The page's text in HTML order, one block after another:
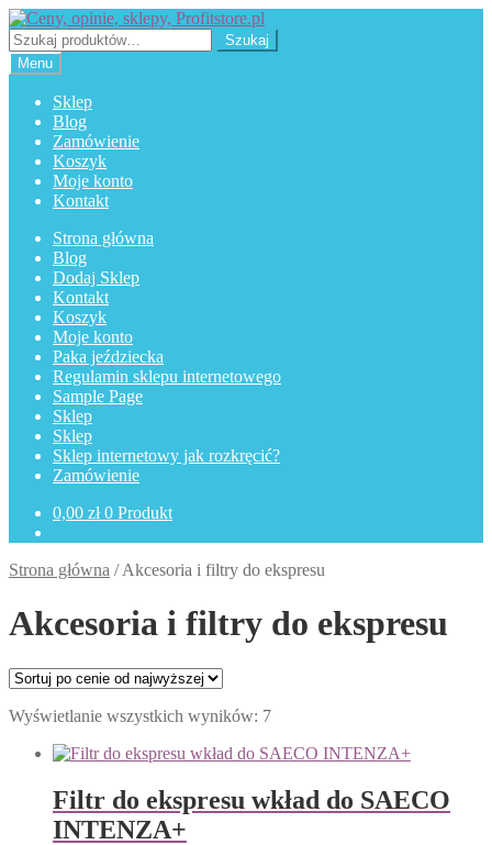
Przejdź
do
nawigacji
Przejdź
do
treści
Szukaj:
Szukaj
Menu
Sklep
Blog
Zamówienie
Koszyk
Moje konto
Kontakt
Strona główna
Blog
Dodaj Sklep
Kontakt
Koszyk
Moje konto
Paka jeździecka
Regulamin sklepu internetowego
Sample Page
Sklep
Sklep
Sklep internetowy jak rozkręcić?
Zamówienie
0,00 zł 0 Produkt
Strona główna /Akcesoria i filtry do ekspresu
Akcesoria i filtry do ekspresu
Wyświetlanie wszystkich wyników: 7Posortowane
ceny:
wysokiej
do
Filtr do ekspresu wkład do SAECO
INTENZA+